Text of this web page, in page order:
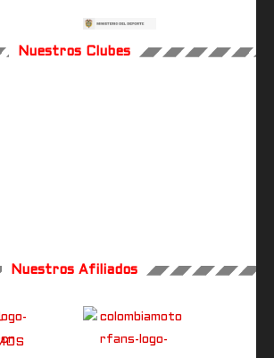
Nuestros Clubes
Nuestros Afiliados